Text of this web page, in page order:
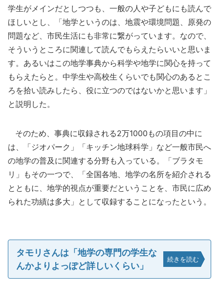
学生がメインだとしつつも、一般の人や子どもにも読んで
ほしいとし、「地学というのは、地震や環境問題、原発の
問題など、市民生活にも非常に繋がっています。なので、
そういうところに関連して読んでもらえたらいいと思いま
す。あるいはこの地学事典から科学や地学に関心を持って
もらえたらと。中学生や高校生くらいでも関心のあるとこ
ろを拾い読みしたら、役に立つのではないかと思います」
と説明した。
そのため、事典に収録される2万1000もの項目の中に
は、「ジオパーク」「キッチン地球科学」など一般市民へ
の地学の普及に関連する分野も入っている。「ブラタモ
リ」もその一つで、「全国各地、地学の名所を紹介される
とともに、地学的視点が重要だということを、市民に広め
られた功績は多大」として収録することになったという。
タモリさんは「地学の専門の学生な
んかよりよっぽど詳しいくらい」
続きを読む